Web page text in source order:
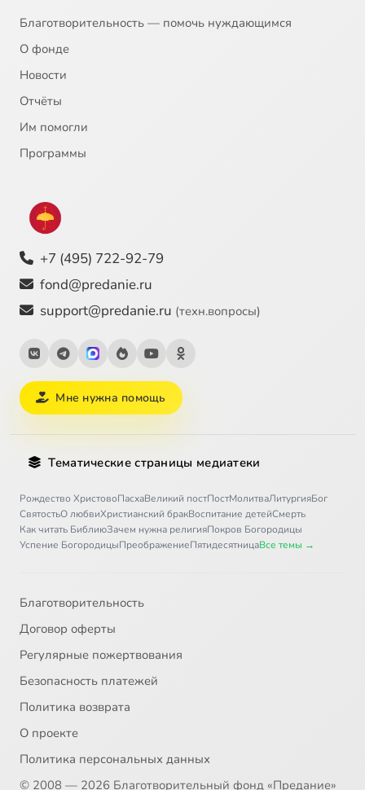
Благотворительность — помочь нуждающимся
О фонде
Новости
Отчёты
Им помогли
Программы
+7 (495) 722-92-79
fond@predanie.ru
support@predanie.ru (техн.вопросы)
Мне нужна помощь
Тематические страницы медиатеки
Рождество ХристовоПасхаВеликий постПостМолитваЛитургияБог
СвятостьО любвиХристианский бракВоспитание детейСмерть
Как читать БиблиюЗачем нужна религияПокров Богородицы
Успение БогородицыПреображениеПятидесятницаВсе темы →
Благотворительность
Договор оферты
Регулярные пожертвования
Безопасность платежей
Политика возврата
О проекте
Политика персональных данных
© 2008 — 2026 Благотворительный фонд «Предание»